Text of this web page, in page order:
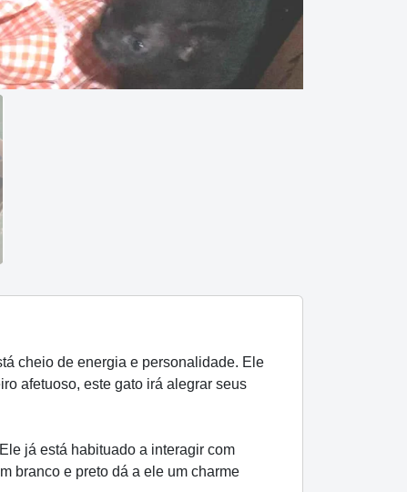
cheio de energia e personalidade. Ele
afetuoso, este gato irá alegrar seus
já está habituado a interagir com
branco e preto dá a ele um charme